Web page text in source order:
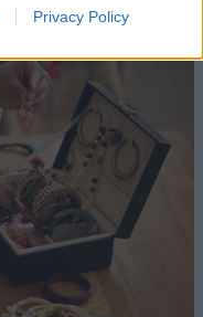
Privacy Policy